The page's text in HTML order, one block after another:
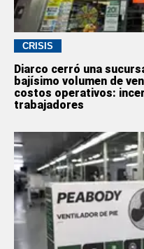
CRISIS
Diarco cerró una
bajísimo volumen de
costos operativos:
trabajadores